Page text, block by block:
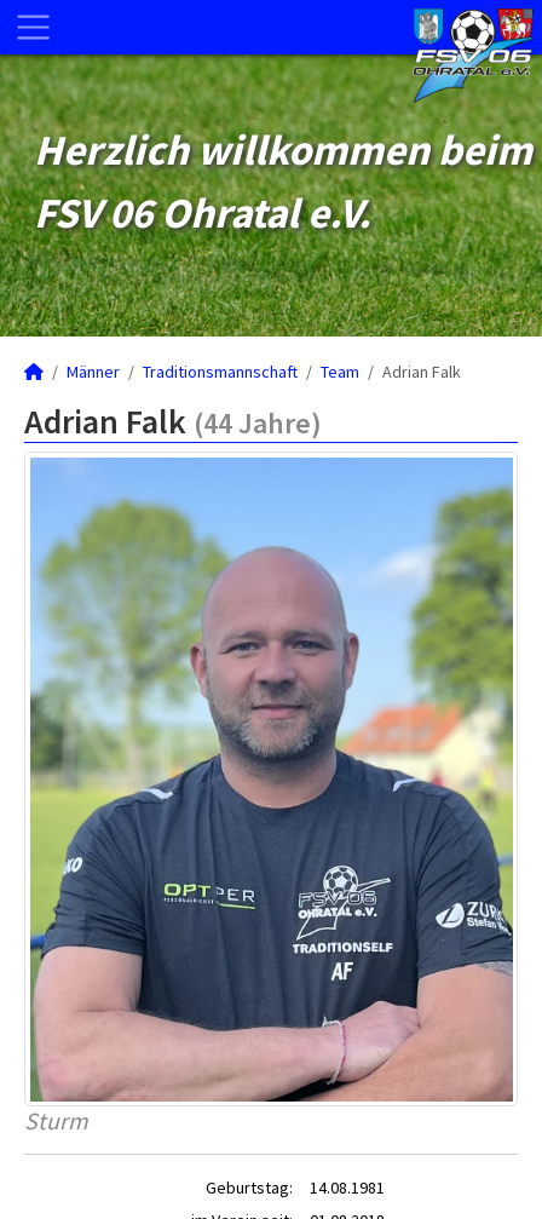
Herzlich willkommen beim
FSV 06 Ohratal e.V.
Männer Traditionsmannschaft Team Adrian Falk
Adrian Falk (44 Jahre)
Sturm
Geburtstag:
14.08.1981